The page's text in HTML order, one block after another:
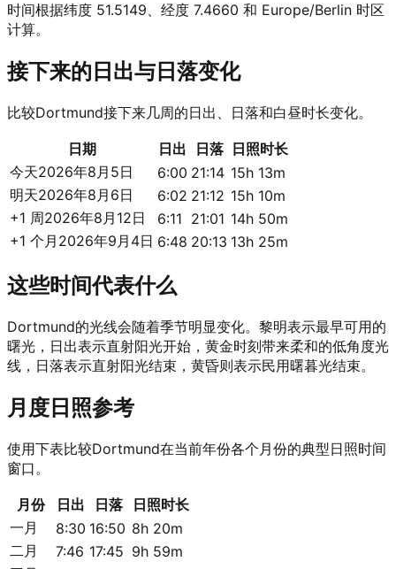
时间根据纬度 51.5149、经度 7.4660 和 Europe/Berlin 时区
计算。
接下来的日出与日落变化
比较Dortmund接下来几周的日出、日落和白昼时长变化。
日期 日出 日落
日照时长
今天2026年8月5日 6:00 21:14 15h 13m
明天2026年8月6日 6:02 21:12 15h 10m
+1 周2026年8月12日 6:11 21:01 14h 50m
+1 个月 2026年9月4日 6:48 20:13 13h 25m
这些时间代表什么
Dortmund的光线会随着季节明显变化。黎明表示最早可用的
曙光，日出表示直射阳光开始，黄金时刻带来柔和的低角度光
线，日落表示直射阳光结束，黄昏则表示民用曙暮光结束。
月度日照参考
使用下表比较Dortmund在当前年份各个月份的典型日照时间
窗口。
月份 日出 日落
日照时长
一月
8:30 16:50 8h 20m
二月
7:46 17:45 9h 59m